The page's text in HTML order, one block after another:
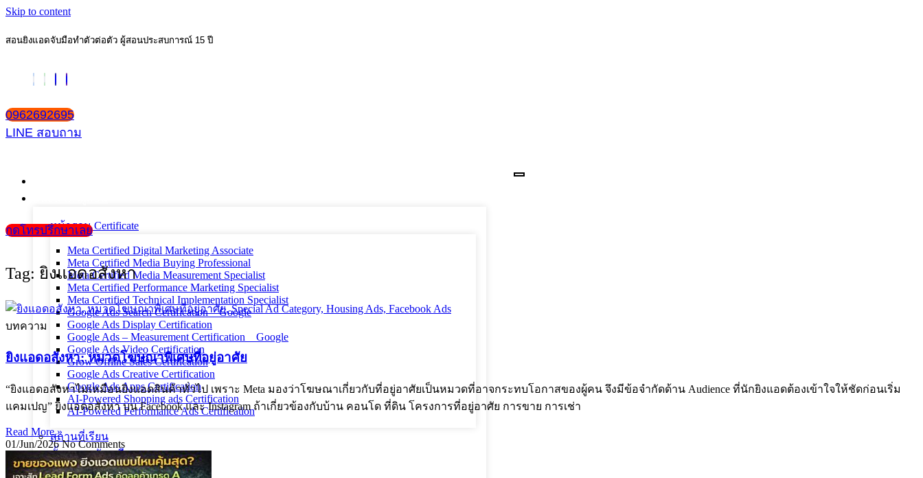
Skip to content
สอนยิงแอดจับมือทำตัวต่อตัว ผู้สอนประสบการณ์ 15 ปี
0962692695
LINE สอบถาม
หน้ารวม Certificate
Meta Certified Digital Marketing Associate
Meta Certified Media Buying Professional
Meta Certified Media Measurement Specialist
Meta Certified Performance Marketing Specialist
Meta Certified Technical Implementation Specialist
Google Ads Search Certification _ Google
Google Ads Display Certification
Google Ads – Measurement Certification _ Google
Google Ads Video Certification
Grow Offline Sales Certification
Google Ads Creative Certification
Google Ads Apps Certification
AI-Powered Shopping ads Certification
AI-Powered Performance Ads Certification
สถานที่เรียน
ขั้นตอนสมัครเรียน
นโยบายทางธุรกิจ และ การคืนเงิน
กดโทรปรึกษาเลย
Tag: ยิงแอดอสังหา
บทความ
ยิงแอดอสังหา: หมวดโฆษณาพิเศษที่อยู่อาศัย
“ยิงแอดอสังหาไม่เหมือนยิงแอดสินค้าทั่วไป เพราะ Meta มองว่าโฆษณาเกี่ยวกับที่อยู่อาศัยเป็นหมวดที่อาจกระทบโอกาสของผู้คน จึงมีข้อจำกัดด้าน Audience ที่นักยิงแอดต้องเข้าใจให้ชัดก่อนเริ่ม
แคมเปญ” ยิงแอดอสังหา บน Facebook และ Instagram ถ้าเกี่ยวข้องกับบ้าน คอนโด ที่ดิน โครงการที่อยู่อาศัย การขาย การเช่า
Read More »
01/Jun/2026No Comments